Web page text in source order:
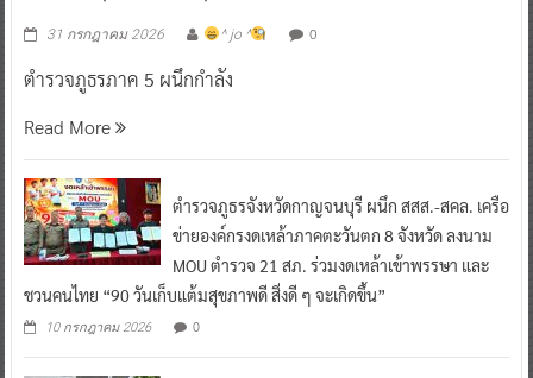
31 กรกฎาคม 2026 ^ jo ^ 0
ตำรวจภูธรภาค 5 ผนึกกำลัง
Read More
ตำรวจภูธรจังหวัดกาญจนบุรี ผนึก สสส.-สคล. เครือ
ข่ายองค์กรงดเหล้าภาคตะวันตก 8 จังหวัด ลงนาม
MOU ตำรวจ 21 สภ. ร่วมงดเหล้าเข้าพรรษา และ
ชวนคนไทย “90 วันเก็บแต้มสุขภาพดี สิ่งดี ๆ จะเกิดขึ้น”
10 กรกฎาคม 2026 0